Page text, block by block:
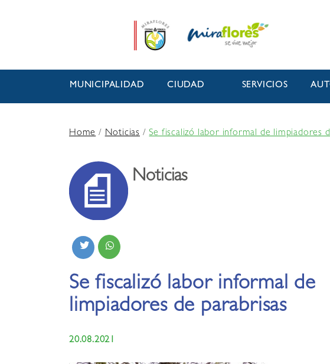
MUNICIPALIDAD CIUDAD SERVICIOS
Home/Noticias /Se fiscalizó labor informal de limpiadores
Noticias
Se fiscalizó labor informal de
limpiadores de parabrisas
20.08.2021